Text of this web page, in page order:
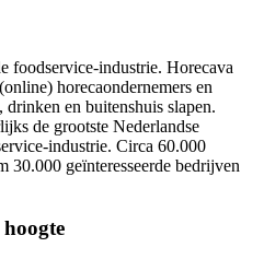
foodservice-industrie. Horecava
horecaondernemers en
drinken en buitenshuis slapen.
de grootste Nederlandse
industrie. Circa 60.000
30.000 geïnteresseerde bedrijven